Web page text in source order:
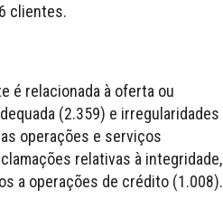
clientes.
é relacionada à oferta ou
(2.359) e irregularidades
operações e serviços
relativas à integridade,
a operações de crédito (1.008).